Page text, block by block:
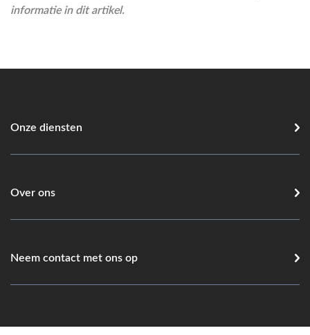
informatie in dit artikel.
Onze diensten
Over ons
Neem contact met ons op